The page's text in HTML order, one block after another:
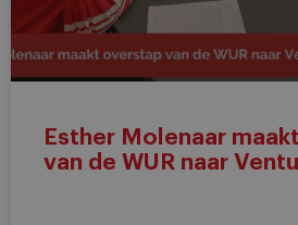
Esther Molenaar
van de WUR naar